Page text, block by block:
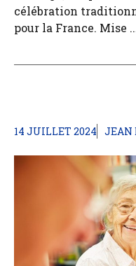
célébration
pour la France. Mise
14 JUILLET 2024 JEAN